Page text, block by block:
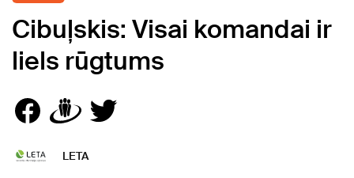
Cibuļskis: Visai komandai ir
liels rūgtums
LETA